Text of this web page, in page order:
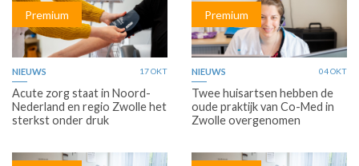
Premium
NIEUWS 17 OKT
Acute zorg staat in Noord-
Nederland en regio Zwolle het
sterkst onder druk
Premium
NIEUWS 04 OKT
Twee huisartsen hebben de
oude praktijk van Co-Med in
Zwolle overgenomen